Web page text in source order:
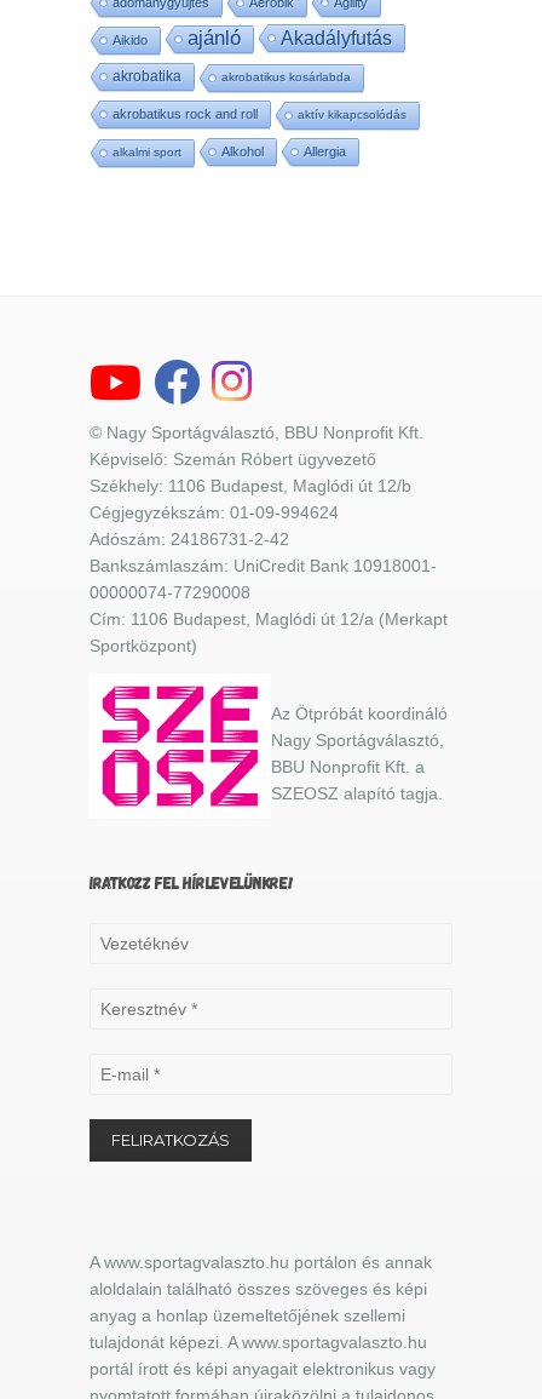
Aikido ajánló Akadályfutás
akrobatika akrobatikus kosárlabda
akrobatikus rock and roll aktív kikapcsolódás
alkalmi sport Alkohol Allergia
© Nagy Sportágválasztó, BBU Nonprofit Kft.
Képviselő: Szemán Róbert ügyvezető
Székhely: 1106 Budapest, Maglódi út 12/b
Cégjegyzékszám: 01-09-994624
Adószám: 24186731-2-42
Bankszámlaszám: UniCredit Bank 10918001-
00000074-77290008
Cím: 1106 Budapest, Maglódi út 12/a (Merkapt
Sportközpont)
Az Ötpróbát koordináló
Nagy Sportágválasztó,
BBU Nonprofit Kft. a
SZEOSZ alapító tagja.
IRATKOZZ FEL HÍRLEVELÜNKRE!
A www.sportagvalaszto.hu portálon és annak
aloldalain található összes szöveges és képi
anyag a honlap üzemeltetőjének szellemi
tulajdonát képezi. A www.sportagvalaszto.hu
portál írott és képi anyagait elektronikus vagy
nyomtatott formában újraközölni a tulajdonos